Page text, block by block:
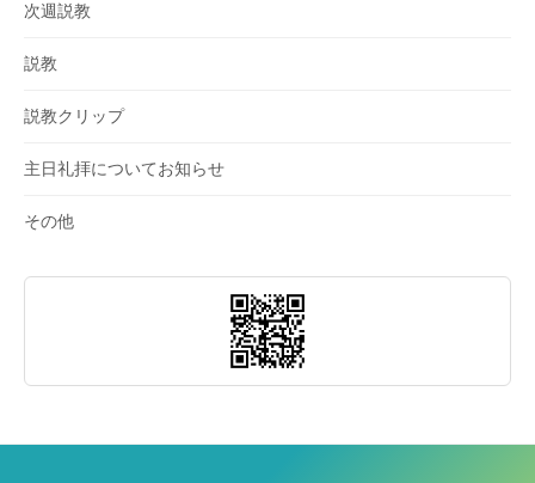
次週説教
説教
説教クリップ
主日礼拝についてお知らせ
その他